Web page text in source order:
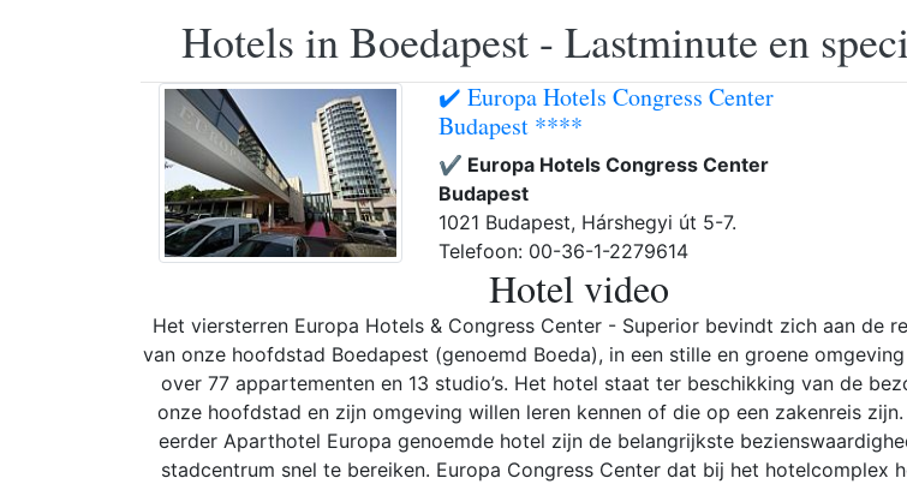
Hotels in Boedapest - Lastminute en
✔️ Europa Hotels Congress Center
Budapest ****
✔️ Europa Hotels Congress Center
Budapest
1021 Budapest, Hárshegyi út 5-7.
Telefoon: 00-36-1-2279614
Hotel video
Het viersterren Europa Hotels & Congress Center - Superior bevindt zich aan de
van onze hoofdstad Boedapest (genoemd Boeda), in een stille en groene
over 77 appartementen en 13 studio’s. Het hotel staat ter beschikking van de
onze hoofdstad en zijn omgeving willen leren kennen of die op een zakenreis
eerder Aparthotel Europa genoemde hotel zijn de belangrijkste
stadcentrum snel te bereiken. Europa Congress Center dat bij het hotelcomplex